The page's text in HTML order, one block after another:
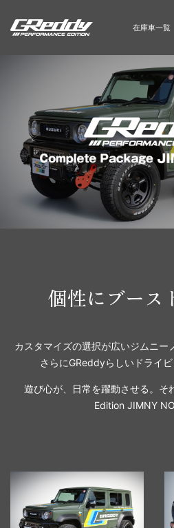
在庫車一覧
個性にブース
カスタマイズの選択が広いジムニー
さらにGReddyらしいドライビ
遊び心が、日常を躍動させる。
Edition JIMNY